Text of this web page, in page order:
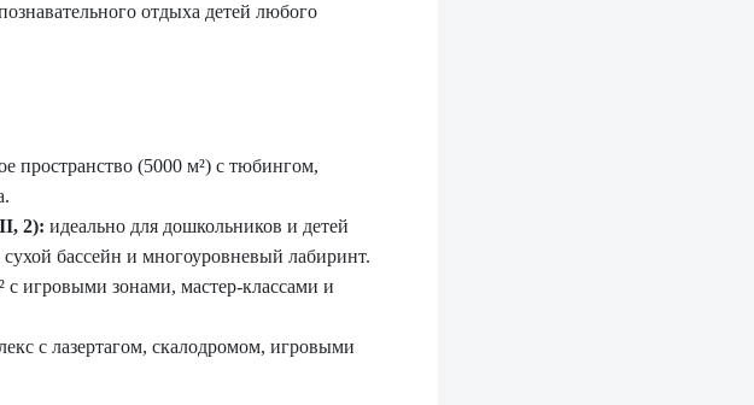
отдыха детей любого
пространство (5000 м²) с тюбингом,
2): идеально для дошкольников и детей
бассейн и многоуровневый лабиринт.
с игровыми зонами, мастер-классами и
с лазертагом, скалодромом, игровыми